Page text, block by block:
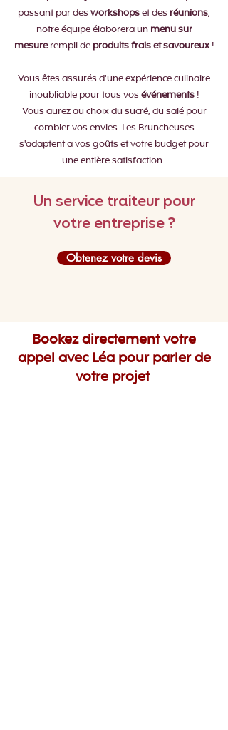
passant par des workshopset des réunions,
notre équipe élaborera un menu sur
mesurerempli de produits frais et savoureux !
Vous êtes assurés d'une expérience culinaire
inoubliable pour tous vos événements !
Vous aurez au choix du sucré, du salé pour
combler vos envies. Les Bruncheuses
s'adaptent a vos goûts et votre budget pour
une entière satisfaction.
Un service traiteur pour
votre entreprise ?
Obtenez votre devis
Bookez directement votre
appel avec Léa pour parler de
votre projet